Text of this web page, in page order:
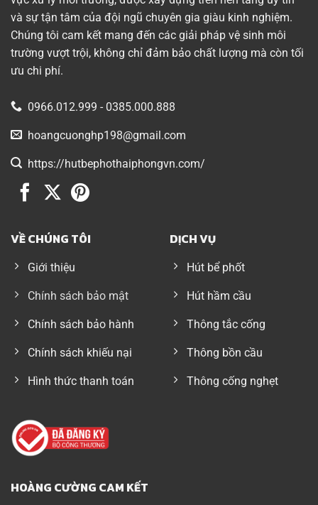
và sự tận tâm của đội ngũ chuyên gia giàu kinh nghiệm.
Chúng tôi cam kết mang đến các giải pháp vệ sinh môi
trường vượt trội, không chỉ đảm bảo chất lượng mà còn tối
ưu chi phí.
0966.012.999 - 0385.000.888
hoangcuonghp198@gmail.com
https://hutbephothaiphongvn.com/
VỀ CHÚNG TÔI
Giới thiệu
Chính sách bảo mật
Chính sách bảo hành
Chính sách khiếu nại
Hình thức thanh toán
DỊCH VỤ
Hút bể phốt
Hút hầm cầu
Thông tắc cống
Thông bồn cầu
Thông cống nghẹt
HOÀNG CƯỜNG CAM KẾT